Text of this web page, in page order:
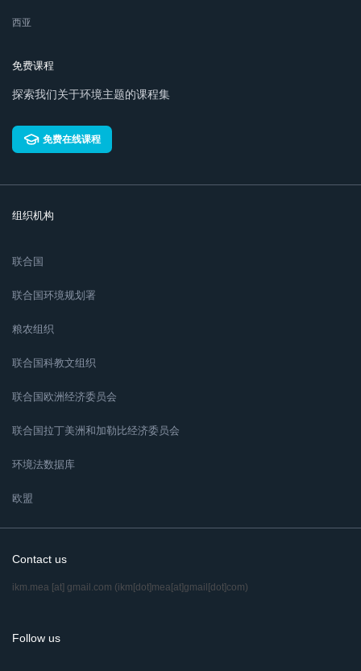
西亚
免费课程
探索我们关于环境主题的课程集
免费在线课程
组织机构
联合国
联合国环境规划署
粮农组织
联合国科教文组织
联合国欧洲经济委员会
联合国拉丁美洲和加勒比经济委员会
环境法数据库
欧盟
Contact us
ikm.mea [at] gmail.com (ikm[dot]mea[at]gmail[dot]com)
Follow us